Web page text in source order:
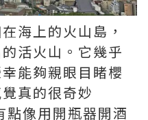
海上的火山島，
活火山。它幾乎
能夠親眼目睹櫻
真的很奇妙
點像用開瓶器開酒